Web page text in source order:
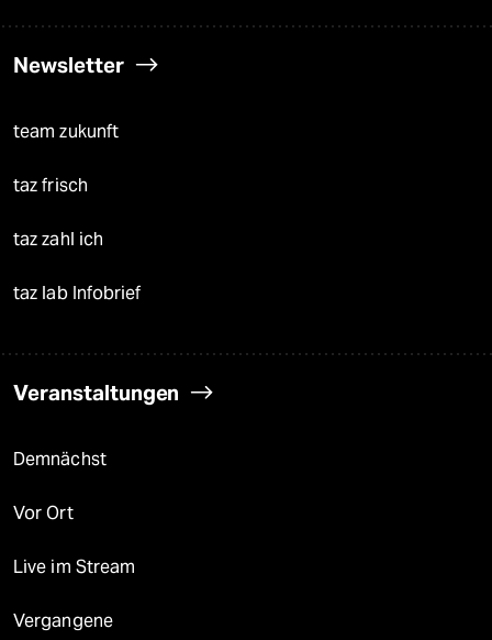
Newsletter
team zukunft
taz frisch
taz zahl ich
taz lab Infobrief
Veranstaltungen
Demnächst
Vor Ort
Live im Stream
Vergangene